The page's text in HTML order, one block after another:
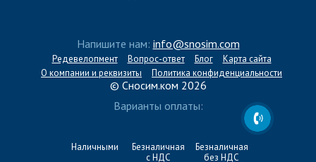
Напишите нам: info@snosim.com
Редевелопмент Вопрос-ответ Блог
Карта сайта
О компании и реквизиты
Политика конфиденциальности
© Сносим.ком 2026
Варианты оплаты:
Наличными
Безналичная
с НДС
Безналичная
без НДС